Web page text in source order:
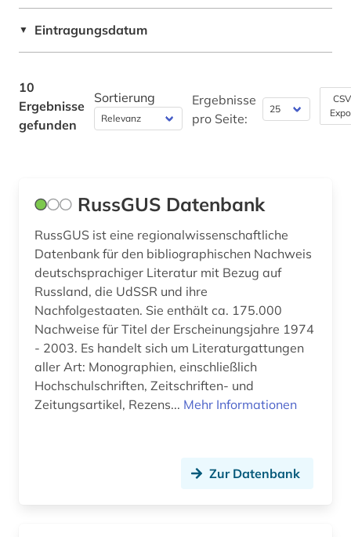
Psychologie (0)
Romanistik (0)
Slavistik (0)
Theologie und Religionswissenschaften (0)
Verkehrswesen (0)
Werkstoffwissenschaften und
Fertigungstechnik (0)
Wirtschaftswissenschaften (0)
Wissenschaftskunde, Forschung, Hochschul-,
Museumswesen (0)
▼ Eintragungsdatum
10
Ergebnisse
gefunden
Sortierung
Ergebnisse
pro Seite:
RussGUS Datenbank
RussGUS ist eine regionalwissenschaftliche
Datenbank für den bibliographischen Nachweis
deutschsprachiger Literatur mit Bezug auf
Russland, die UdSSR und ihre
Nachfolgestaaten. Sie enthält ca. 175.000
Nachweise für Titel der Erscheinungsjahre 1974
- 2003. Es handelt sich um Literaturgattungen
aller Art: Monographien, einschließlich
Hochschulschriften, Zeitschriften- und
Zeitungsartikel, Rezens... Mehr Informationen
Zur Datenbank